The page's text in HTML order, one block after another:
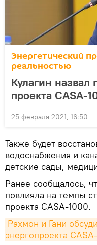
Энергетический
реальностью
Кулагин
проекта CASA-
25 февраля 2021, 16:50
Также будет
водоснабжения и
детские сады,
Ранее сообщалось,
повлияла на темпы
проекта CASA-1000.
Рахмон и Гани
энергопроекта